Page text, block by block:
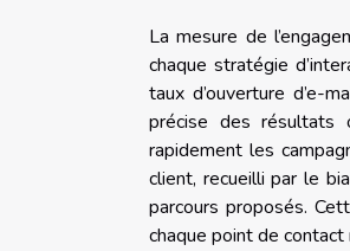
La mesure de
chaque stratégie
taux d’ouverture d’e-
précise des résultats
rapidement les
client, recueilli par le
parcours proposés.
chaque point de